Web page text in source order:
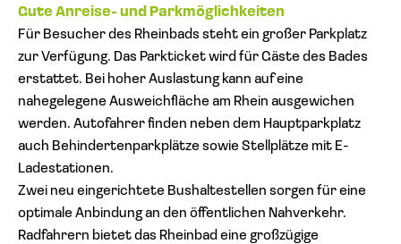
Gute Anreise- und Parkmöglichkeiten
Für Besucher des Rheinbads steht ein großer Parkplatz
zur Verfügung. Das Parkticket wird für Gäste des Bades
erstattet. Bei hoher Auslastung kann auf eine
nahegelegene Ausweichfläche am Rhein ausgewichen
werden. Autofahrer finden neben dem Hauptparkplatz
auch Behindertenparkplätze sowie Stellplätze mit E-
Ladestationen.
Zwei neu eingerichtete Bushaltestellen sorgen für eine
optimale Anbindung an den öffentlichen Nahverkehr.
Radfahrern bietet das Rheinbad eine großzügige